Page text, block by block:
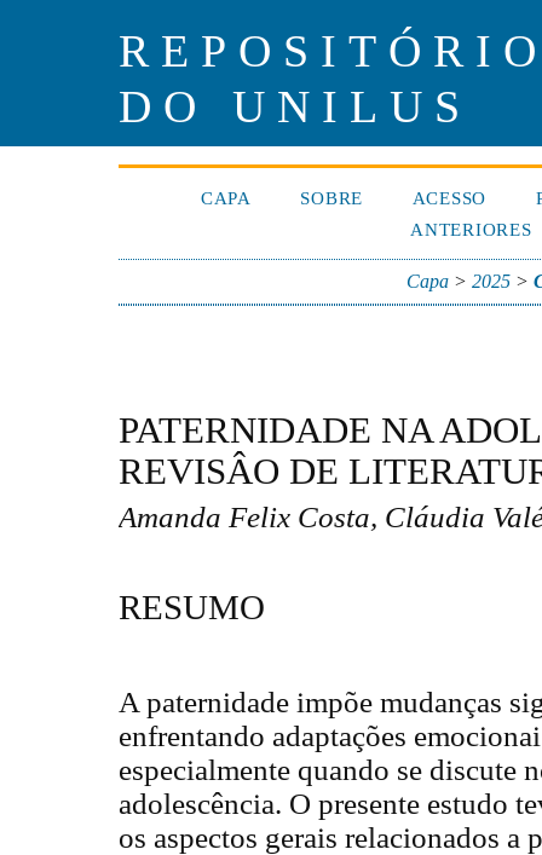
DO UNILUS
CAPA SOBRE ACESSO
ANTERIORES
Capa> 2025>
PATERNIDADE NA
REVISÂO DE
Amanda Felix Costa, Cláudia
RESUMO
A paternidade impõe mudanças
enfrentando adaptações
especialmente quando se discute
adolescência. O presente estudo
os aspectos gerais relacionados a